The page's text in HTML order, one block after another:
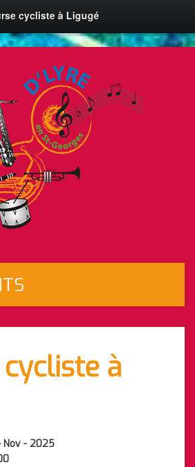
cycliste à Ligugé
à
Nov - 2025